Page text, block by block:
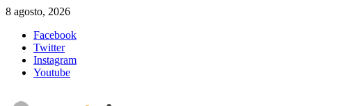
8 agosto, 2026
Facebook
Twitter
Instagram
Youtube